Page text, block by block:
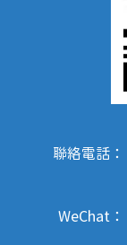
聯絡電話：
WeChat：